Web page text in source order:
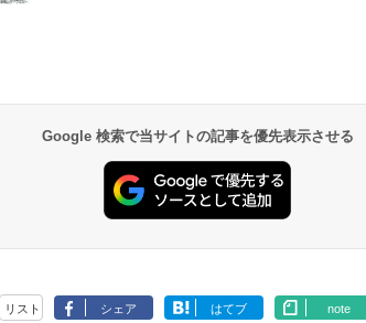
Google 検索で当サイトの記事を優先表示させる
リスト シェア はてブ note